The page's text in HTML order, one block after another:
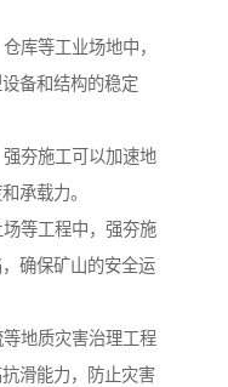
库等工业场地中，
备和结构的稳定
夯施工可以加速地
承载力。
等工程中，强夯施
确保矿山的安全运
地质灾害治理工程
滑能力，防止灾害